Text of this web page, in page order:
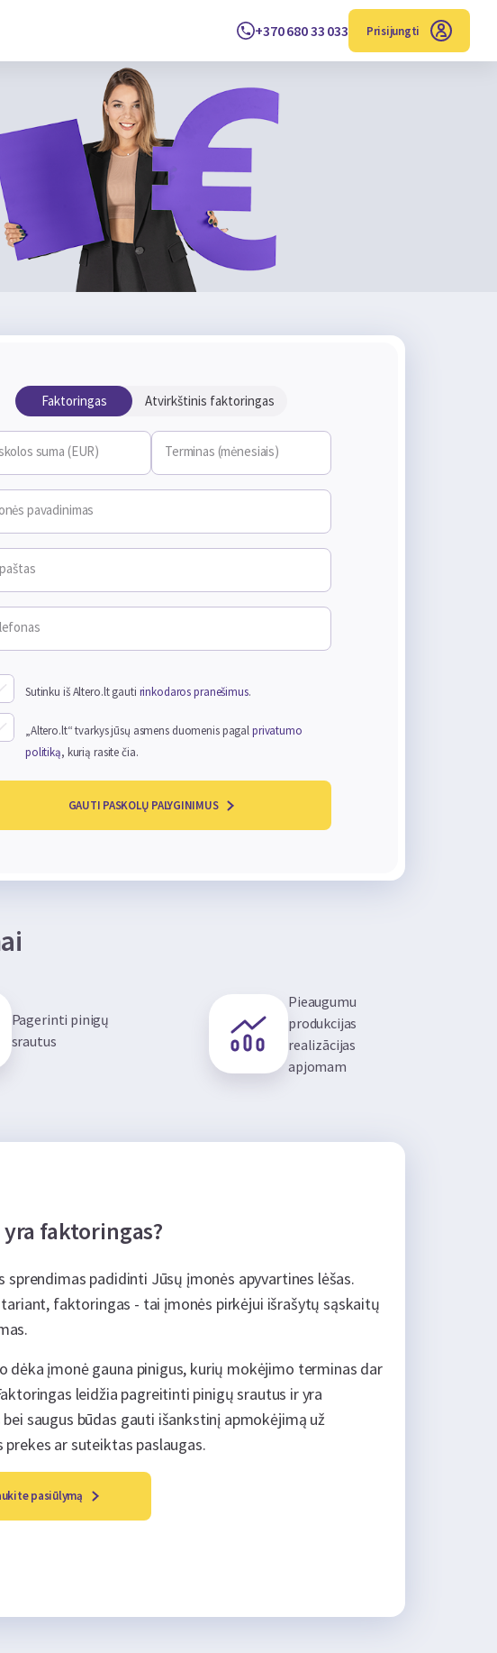
+370 680 33 033 Prisijungti
Faktoringas Atvirkštinis faktoringas
suma (EUR) Terminas (mėnesiais)
pavadinimas
Sutinku iš Altero.lt gauti rinkodaros pranešimus.
„Altero.lt“ tvarkys jūsų asmens duomenis pagalprivatumo
politiką, kurią rasite čia.
GAUTI PASKOLŲ PALYGINIMUS
Pagerinti pinigų
srautus
Pieaugumu
produkcijas
realizācijas
apjomam
yra faktoringas?
sprendimas padidinti Jūsų įmonės apyvartines lėšas.
faktoringas - tai įmonės pirkėjui išrašytų sąskaitų
dėka įmonė gauna pinigus, kurių mokėjimo terminas dar
leidžia pagreitinti pinigų srautus ir yra
bei saugus būdas gauti išankstinį apmokėjimą už
prekes ar suteiktas paslaugas.
pasiūlymą